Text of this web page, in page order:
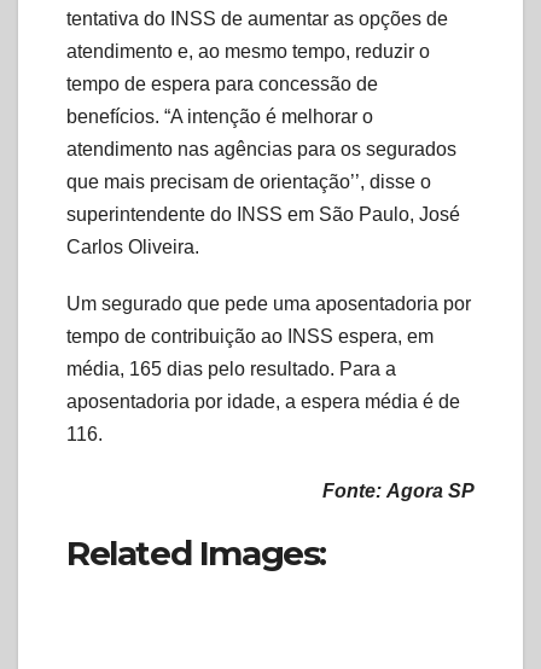
tentativa do INSS de aumentar as opções de
atendimento e, ao mesmo tempo, reduzir o
tempo de espera para concessão de
benefícios. “A intenção é melhorar o
atendimento nas agências para os segurados
que mais precisam de orientação’’, disse o
superintendente do INSS em São Paulo, José
Carlos Oliveira.
Um segurado que pede uma aposentadoria por
tempo de contribuição ao INSS espera, em
média, 165 dias pelo resultado. Para a
aposentadoria por idade, a espera média é de
116.
Fonte: Agora SP
Related Images: